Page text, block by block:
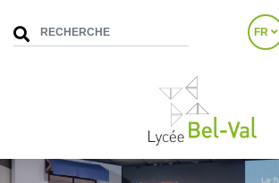
FR